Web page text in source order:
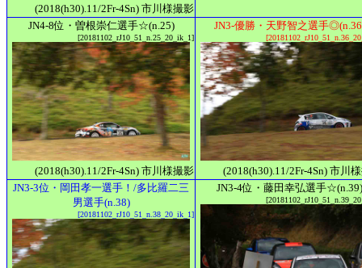
(2018(h30).11/2Fr-4Sn) 市川様撮影
JN4-8位・曽根崇仁選手☆(n.25)
[20181102_rJ10_51_n.25_20_ik_1]
(2018(h30).11/2Fr-4Sn) 市川様撮影
JN3-優勝・天野智之選手
(2018(h30).11/2Fr-4Sn) 市川
JN3-3位・岡田孝一選手！/多比羅二三
男選手(n.38)
[20181102_rJ10_51_n.38_20_ik_1]
JN3-4位・藤田幸弘選手☆(n.39)